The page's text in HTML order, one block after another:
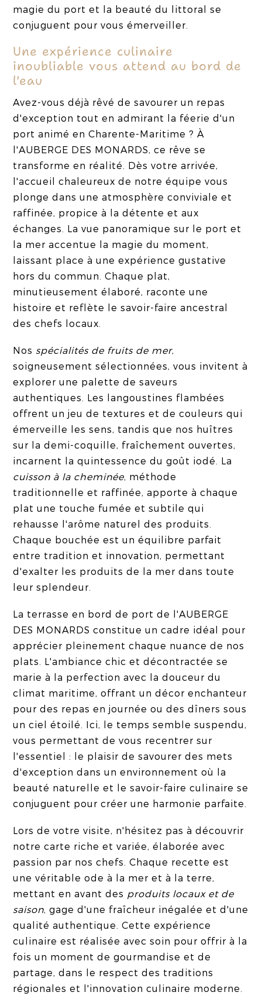
magie du port et la beauté du littoral se
conjuguent pour vous émerveiller.
Une expérience culinaire
inoubliable vous attend au bord de
l'eau
Avez-vous déjà rêvé de savourer un repas
d'exception tout en admirant la féerie d'un
port animé en Charente-Maritime ? À
l'AUBERGE DES MONARDS, ce rêve se
transforme en réalité. Dès votre arrivée,
l'accueil chaleureux de notre équipe vous
plonge dans une atmosphère conviviale et
raffinée, propice à la détente et aux
échanges. La vue panoramique sur le port et
la mer accentue la magie du moment,
laissant place à une expérience gustative
hors du commun. Chaque plat,
minutieusement élaboré, raconte une
histoire et reflète le savoir-faire ancestral
des chefs locaux.
Nosspécialités de fruits de mer,
soigneusement sélectionnées, vous invitent à
explorer une palette de saveurs
authentiques. Les langoustines flambées
offrent un jeu de textures et de couleurs qui
émerveille les sens, tandis que nos huîtres
sur la demi-coquille, fraîchement ouvertes,
incarnent la quintessence du goût iodé. La
cuisson à la cheminée, méthode
traditionnelle et raffinée, apporte à chaque
plat une touche fumée et subtile qui
rehausse l'arôme naturel des produits.
Chaque bouchée est un équilibre parfait
entre tradition et innovation, permettant
d'exalter les produits de la mer dans toute
leur splendeur.
La terrasse en bord de port de l'AUBERGE
DES MONARDS constitue un cadre idéal pour
apprécier pleinement chaque nuance de nos
plats. L'ambiance chic et décontractée se
marie à la perfection avec la douceur du
climat maritime, offrant un décor enchanteur
pour des repas en journée ou des dîners sous
un ciel étoilé. Ici, le temps semble suspendu,
vous permettant de vous recentrer sur
l'essentiel : le plaisir de savourer des mets
d'exception dans un environnement où la
beauté naturelle et le savoir-faire culinaire se
conjuguent pour créer une harmonie parfaite.
Lors de votre visite, n'hésitez pas à découvrir
notre carte riche et variée, élaborée avec
passion par nos chefs. Chaque recette est
une véritable ode à la mer et à la terre,
mettant en avant des produits locaux et de
saison, gage d'une fraîcheur inégalée et d'une
qualité authentique. Cette expérience
culinaire est réalisée avec soin pour offrir à la
fois un moment de gourmandise et de
partage, dans le respect des traditions
régionales et l'innovation culinaire moderne.